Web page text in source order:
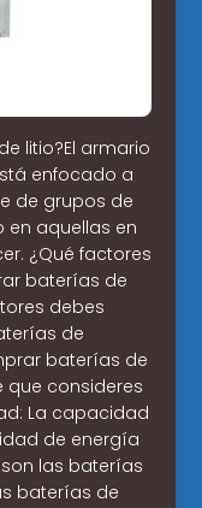
litio?El armario
enfocado a
de grupos de
aquellas en
¿Qué factores
baterías de
debes
de
baterías de
consideres
La capacidad
de energía
las baterías
baterías de